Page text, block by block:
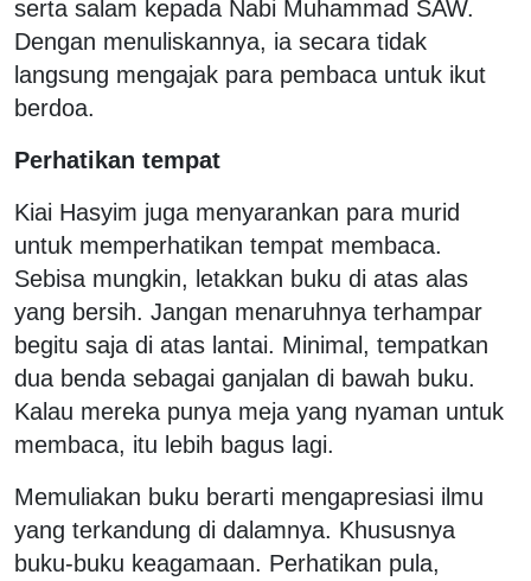
serta salam kepada Nabi Muhammad SAW.
Dengan menuliskannya, ia secara tidak
langsung mengajak para pembaca untuk ikut
berdoa.
Perhatikan tempat
Kiai Hasyim juga menyarankan para murid
untuk memperhatikan tempat membaca.
Sebisa mungkin, letakkan buku di atas alas
yang bersih. Jangan menaruhnya terhampar
begitu saja di atas lantai. Minimal, tempatkan
dua benda sebagai ganjalan di bawah buku.
Kalau mereka punya meja yang nyaman untuk
membaca, itu lebih bagus lagi.
Memuliakan buku berarti mengapresiasi ilmu
yang terkandung di dalamnya. Khususnya
buku-buku keagamaan. Perhatikan pula,